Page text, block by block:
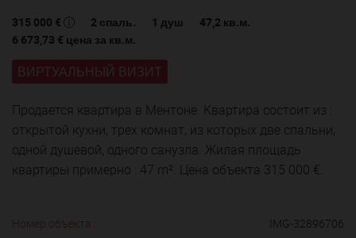
315 000 € 2 спаль. 1 душ 47,2 кв.м.
6 673,73 € цена за кв.м.
ВИРТУАЛЬНЫЙ ВИЗИТ
Продается квартира в Ментоне. Квартира состоит из :
открытой кухни, трех комнат, из которых две спальни,
одной душевой, одного санузла. Жилая площадь
квартиры примерно : 47 m². Цена объекта 315 000 €.
Номер объекта :
IMG-32896706